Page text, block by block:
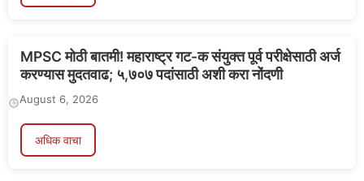
MPSC मोठी बातमी! महाराष्ट्र गट-क संयुक्त पूर्व परीक्षेसाठी अर्ज
करण्यास मुदतवाढ; ५,७०७ पदांसाठी अशी करा नोंदणी
August 6, 2026
अधिक वाचा